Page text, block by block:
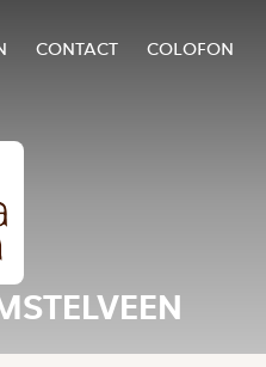
CONTACT COLOFON